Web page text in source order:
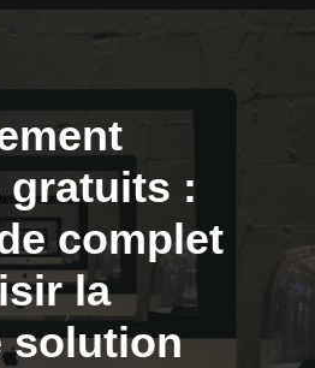
gratuits :
complet
la
solution